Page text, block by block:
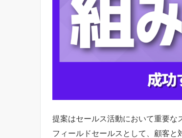
提案はセールス活動において重要な
フィールドセールスとして、顧客